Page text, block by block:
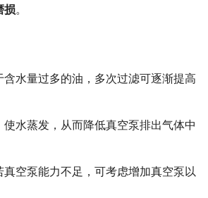
损。
含水量过多的油，多次过滤可逐渐提高
使水蒸发，从而降低真空泵排出气体中
真空泵能力不足，可考虑增加真空泵以